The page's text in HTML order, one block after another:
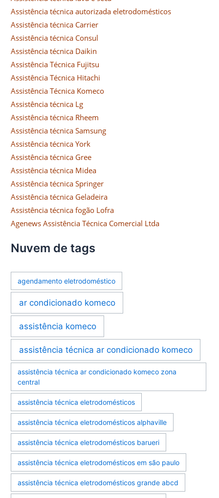
Assistência técnica autorizada eletrodomésticos
Assistência técnica Carrier
Assistência técnica Consul
Assistência técnica Daikin
Assistência Técnica Fujitsu
Assistência Técnica Hitachi
Assistência Técnica Komeco
Assistência técnica Lg
Assistência técnica Rheem
Assistência técnica Samsung
Assistência técnica York
Assistência técnica Gree
Assistência técnica Midea
Assistência técnica Springer
Assistência técnica Geladeira
Assistência técnica fogão Lofra
Agenews Assistência Técnica Comercial Ltda
Nuvem de tags
agendamento eletrodoméstico
ar condicionado komeco
assistência komeco
assistência técnica ar condicionado komeco
assistência técnica ar condicionado komeco zona
central
assistência técnica eletrodomésticos
assistência técnica eletrodomésticos alphaville
assistência técnica eletrodomésticos barueri
assistência técnica eletrodomésticos em são paulo
assistência técnica eletrodomésticos grande abcd